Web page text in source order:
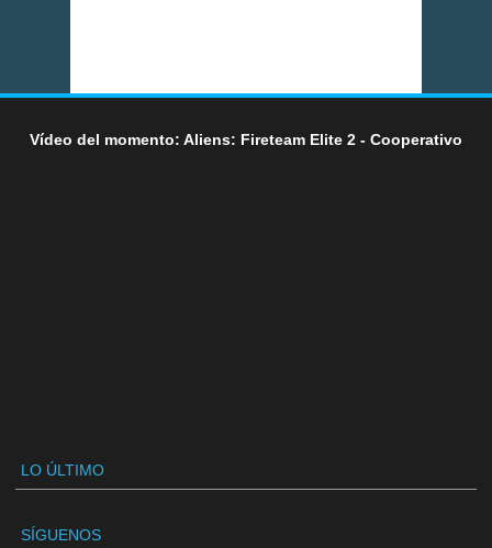
Vídeo del momento: Aliens: Fireteam Elite 2 - Cooperativo
LO ÚLTIMO
SÍGUENOS